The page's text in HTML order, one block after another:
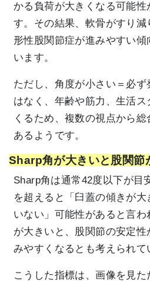
かる負荷が大きくなる可能性
す。その結果、軟骨がすり
形性股関節症が進みやすい
います。
ただし、角度が小さい＝必
はなく、年齢や筋力、生活
くるため、複数の視点から
あるようです。
Sharp角が大きいと股関節
Sharp角は通常42度以下が目
を超えると「臼蓋の傾きが
いない」可能性があると言
が大きいと、股関節の安定
みやすくなるとも考えられて
こうした指標は、画像を見